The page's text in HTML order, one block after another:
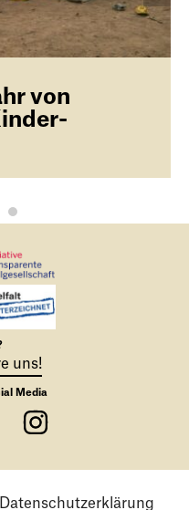
von
uns!
Media
Datenschutzerklärung